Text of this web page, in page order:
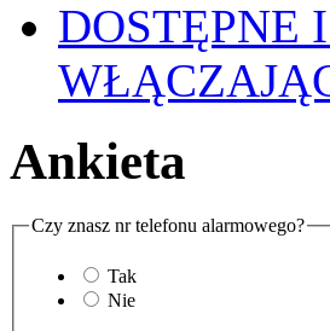
DOSTĘPNE
Ankieta
Czy znasz nr telefonu alarmowego?
Tak
Nie